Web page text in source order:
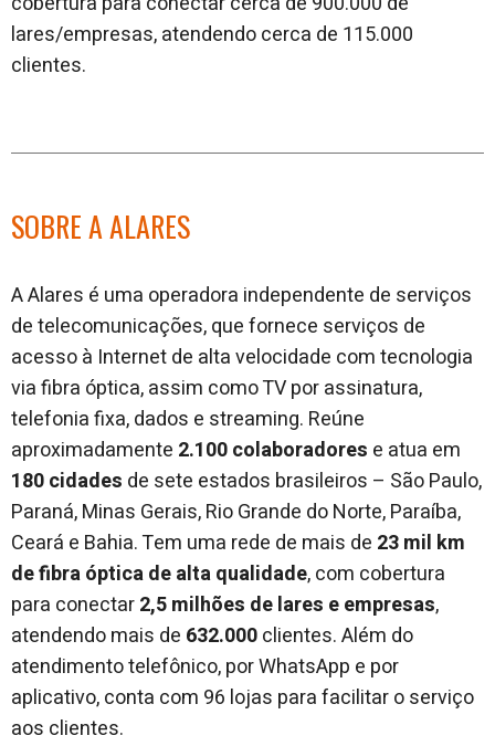
lares/empresas, atendendo cerca de 115.000
clientes.
SOBRE A ALARES
A Alares é uma operadora independente de serviços
de telecomunicações, que fornece serviços de
acesso à Internet de alta velocidade com tecnologia
via fibra óptica, assim como TV por assinatura,
telefonia fixa, dados e streaming. Reúne
aproximadamente 2.100 colaboradores e atua em
180 cidades de sete estados brasileiros – São Paulo,
Paraná, Minas Gerais, Rio Grande do Norte, Paraíba,
Ceará e Bahia. Tem uma rede de mais de 23 mil km
de fibra óptica de alta qualidade, com cobertura
para conectar2,5 milhões de lares e empresas,
atendendo mais de 632.000clientes. Além do
atendimento telefônico, por WhatsApp e por
aplicativo, conta com 96 lojas para facilitar o serviço
aos clientes.